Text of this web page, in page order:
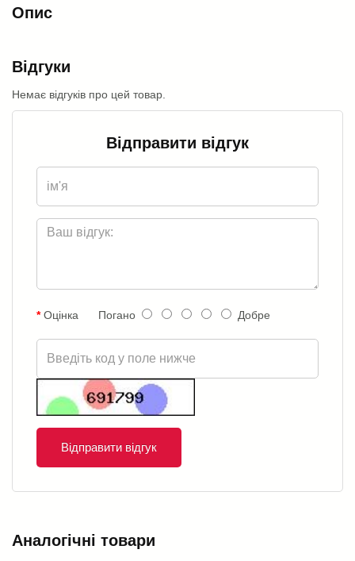
Опис
Відгуки
Немає відгуків про цей товар.
Відправити відгук
Оцінка Погано Добре
Відправити відгук
Аналогічні товари